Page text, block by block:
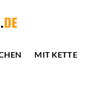
MIT KETTE